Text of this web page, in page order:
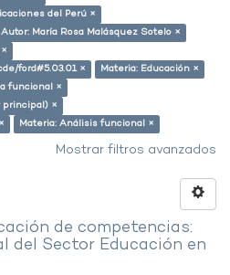
del Perú ×
Autor: María Rosa Malásquez Sotelo ×
ford#5.03.01 ×
Materia: Educación ×
funcional ×
principal) ×
Materia: Análisis funcional ×
Mostrar filtros avanzados
de competencias:
del Sector Educación en